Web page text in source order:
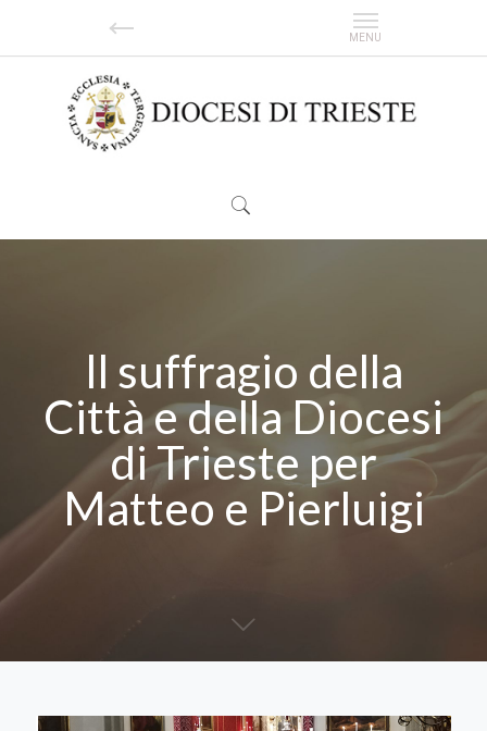
Il suffragio della
Città e della Diocesi
di Trieste per
Matteo e Pierluigi